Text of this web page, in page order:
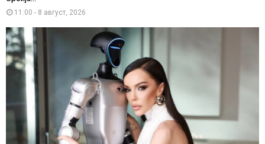
11:00 - 8 август, 2026